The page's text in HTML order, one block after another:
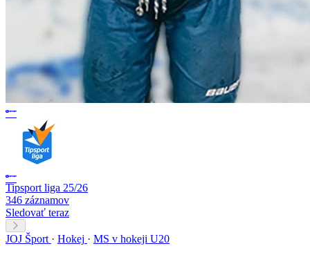
Tipsport liga 25/26
346 záznamov
Sledovať teraz
JOJ Šport · Hokej · MS v hokeji U20